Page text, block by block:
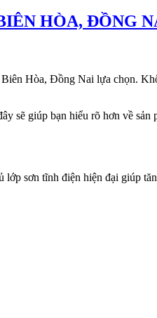
HÒA, ĐỒNG
Hòa, Đồng Nai lựa chọn.
sẽ giúp bạn hiểu rõ hơn về
sơn tĩnh điện hiện đại giúp